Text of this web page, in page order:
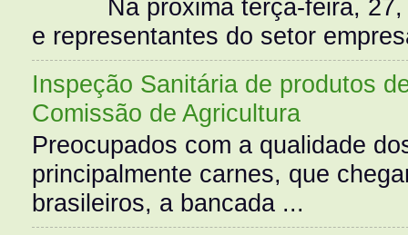
Na próxima terça-feira,
e representantes do setor
Inspeção Sanitária de produtos
Comissão de Agricultura
Preocupados com a qualidade
principalmente carnes, que
brasileiros, a bancada ...